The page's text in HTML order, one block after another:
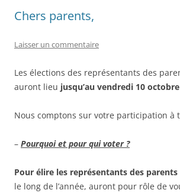
Chers parents,
Laisser un commentaire
Les élections des représentants des
auront lieu jusqu’au vendredi 10
Nous comptons sur votre participation à
– Pourquoi et pour qui voter ?
Pour élire les représentants des parents
le long de l’année, auront pour rôle de